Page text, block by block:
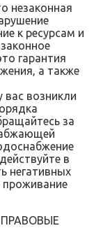
незаконная
к ресурсам и
гарантия
а также
вас возникли
за
в
негативных
проживание